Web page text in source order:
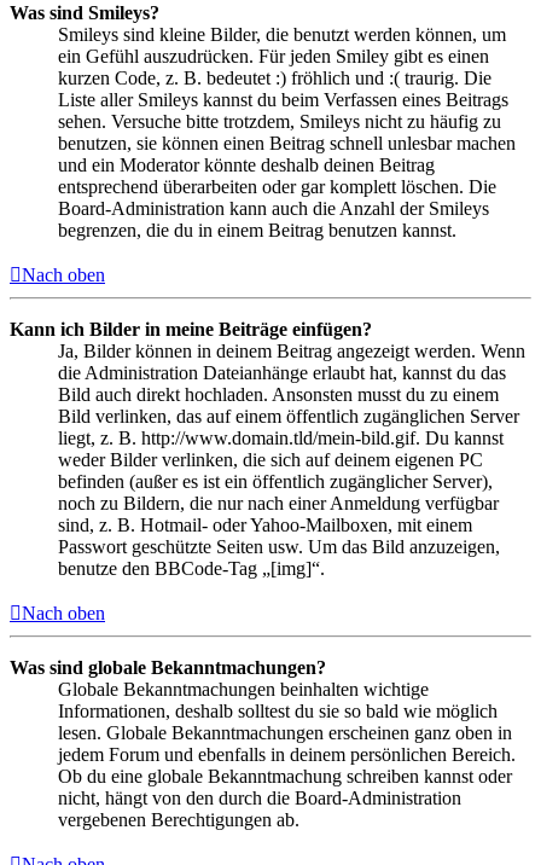
Was sind Smileys?
Smileys sind kleine Bilder, die benutzt werden können, um
ein Gefühl auszudrücken. Für jeden Smiley gibt es einen
kurzen Code, z. B. bedeutet :) fröhlich und :( traurig. Die
Liste aller Smileys kannst du beim Verfassen eines Beitrags
sehen. Versuche bitte trotzdem, Smileys nicht zu häufig zu
benutzen, sie können einen Beitrag schnell unlesbar machen
und ein Moderator könnte deshalb deinen Beitrag
entsprechend überarbeiten oder gar komplett löschen. Die
Board-Administration kann auch die Anzahl der Smileys
begrenzen, die du in einem Beitrag benutzen kannst.
Nach oben
Kann ich Bilder in meine Beiträge einfügen?
Ja, Bilder können in deinem Beitrag angezeigt werden. Wenn
die Administration Dateianhänge erlaubt hat, kannst du das
Bild auch direkt hochladen. Ansonsten musst du zu einem
Bild verlinken, das auf einem öffentlich zugänglichen Server
liegt, z. B. http://www.domain.tld/mein-bild.gif. Du kannst
weder Bilder verlinken, die sich auf deinem eigenen PC
befinden (außer es ist ein öffentlich zugänglicher Server),
noch zu Bildern, die nur nach einer Anmeldung verfügbar
sind, z. B. Hotmail- oder Yahoo-Mailboxen, mit einem
Passwort geschützte Seiten usw. Um das Bild anzuzeigen,
benutze den BBCode-Tag „[img]“.
Nach oben
Was sind globale Bekanntmachungen?
Globale Bekanntmachungen beinhalten wichtige
Informationen, deshalb solltest du sie so bald wie möglich
lesen. Globale Bekanntmachungen erscheinen ganz oben in
jedem Forum und ebenfalls in deinem persönlichen Bereich.
Ob du eine globale Bekanntmachung schreiben kannst oder
nicht, hängt von den durch die Board-Administration
vergebenen Berechtigungen ab.